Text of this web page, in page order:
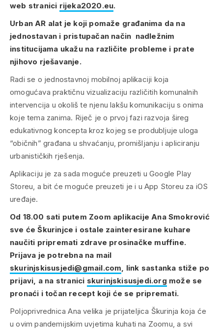
web stranici rijeka2020.eu.
Urban AR alat je koji pomaže građanima da na
jednostavan i pristupačan način nadležnim
institucijama ukažu na različite probleme i prate
njihovo rješavanje.
Radi se o jednostavnoj mobilnoj aplikaciji koja
omogućava praktičnu vizualizaciju različitih komunalnih
intervencija u okoliš te njenu lakšu komunikaciju s onima
koje tema zanima. Riječ je o prvoj fazi razvoja šireg
edukativnog koncepta kroz kojeg se produbljuje uloga
“običnih” građana u shvaćanju, promišljanju i apliciranju
urbanističkih rješenja.
Aplikaciju je za sada moguće preuzeti u Google Play
Storeu, a bit će moguće preuzeti je i u App Storeu za iOS
uređaje.
Od 18.00 sati putem Zoom aplikacije Ana Smokrović
sve će Škurinjce i ostale zainteresirane kuhare
naučiti pripremati zdrave prosinačke muffine.
Prijava je potrebna na mail
skurinjskisusjedi@gmail.com, link sastanka stiže po
prijavi, a na stranici skurinjskisusjedi.org može se
pronaći i točan recept koji će se pripremati.
Poljoprivrednica Ana velika je prijateljica Škurinja koja će
u ovim pandemijskim uvjetima kuhati na Zoomu, a svi